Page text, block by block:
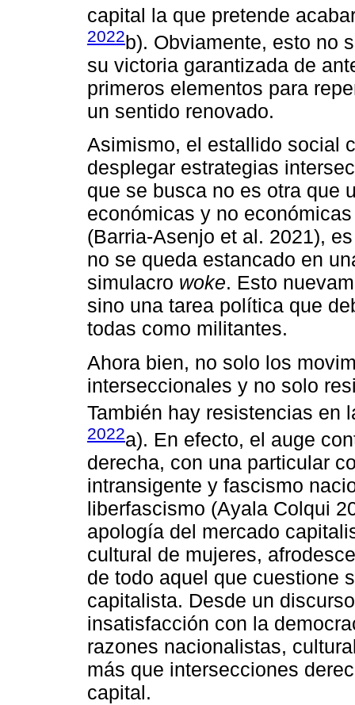
capital la que pretende
2022b). Obviamente, esto no
su victoria garantizada de
primeros elementos para
un sentido renovado.
Asimismo, el estallido social
desplegar estrategias
que se busca no es otra que
económicas y no
(Barria-Asenjo et al. 2021),
no se queda estancado en
simulacro woke. Esto
sino una tarea política que
todas como militantes.
Ahora bien, no solo los
interseccionales y no solo
También hay resistencias en
2022a). En efecto, el auge
derecha, con una particular
intransigente y fascismo
liberfascismo (Ayala Colqui
apología del mercado
cultural de mujeres,
de todo aquel que cuestione
capitalista. Desde un
insatisfacción con la
razones nacionalistas,
más que intersecciones
capital.